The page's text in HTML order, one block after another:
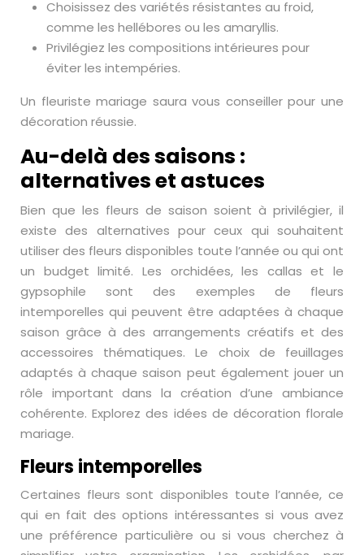
Choisissez des variétés résistantes au froid,
comme les hellébores ou les amaryllis.
Privilégiez les compositions intérieures pour
éviter les intempéries.
Un fleuriste mariage saura vous conseiller pour une
décoration réussie.
Au-delà des saisons :
alternatives et astuces
Bien que les fleurs de saison soient à privilégier, il
existe des alternatives pour ceux qui souhaitent
utiliser des fleurs disponibles toute l’année ou qui ont
un budget limité. Les orchidées, les callas et le
gypsophile sont des exemples de fleurs
intemporelles qui peuvent être adaptées à chaque
saison grâce à des arrangements créatifs et des
accessoires thématiques. Le choix de feuillages
adaptés à chaque saison peut également jouer un
rôle important dans la création d’une ambiance
cohérente. Explorez des idées de décoration florale
mariage.
Fleurs intemporelles
Certaines fleurs sont disponibles toute l’année, ce
qui en fait des options intéressantes si vous avez
une préférence particulière ou si vous cherchez à